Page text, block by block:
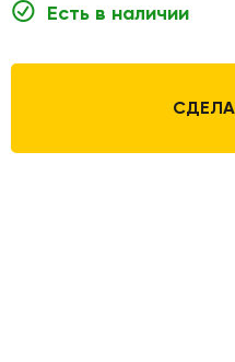
Есть в наличии